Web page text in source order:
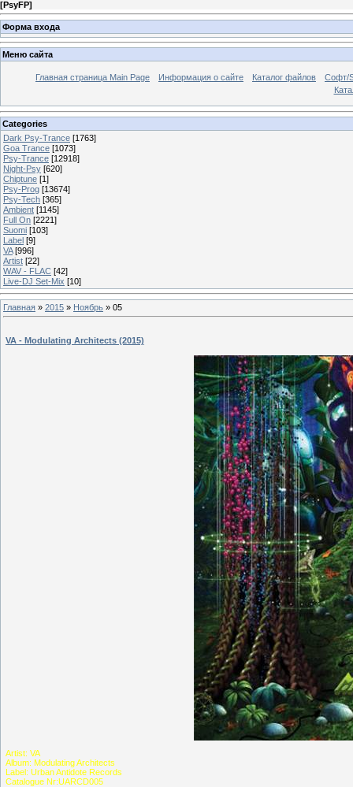
[PsyFP]
Форма входа
Меню сайта
Главная страница Main Page Информация о сайте Каталог файлов
Софт/
Categories
Dark Psy-Trance [1763]
Goa Trance [1073]
Psy-Trance [12918]
Night-Psy [620]
Chiptune [1]
Psy-Prog [13674]
Psy-Tech [365]
Ambient [1145]
Full On [2221]
Suomi [103]
Label [9]
VA [996]
Artist [22]
WAV - FLAC [42]
Live-DJ Set-Mix [10]
Главная » 2015 » Ноябрь » 05
VA - Modulating Architects (2015)
Artist: VA
Album: Modulating Architects
Label: Urban Antidote Records
Catalogue Nr:UARCD005